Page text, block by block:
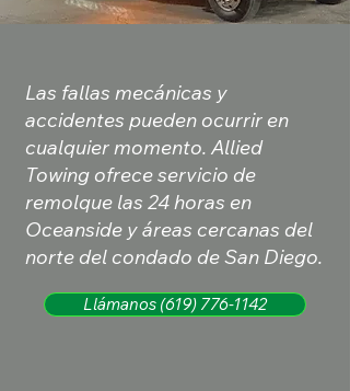
Las fallas mecánicas y
accidentes pueden ocurrir en
cualquier momento. Allied
Towing ofrece servicio de
remolque las 24 horas en
Oceanside y áreas cercanas del
norte del condado de San Diego.
Llámanos (619) 776-1142